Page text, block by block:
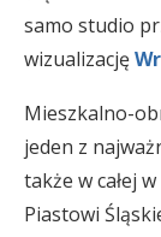
samo studio
wizualizację
Mieszkalno-
jeden z
także w całej
Piastowi